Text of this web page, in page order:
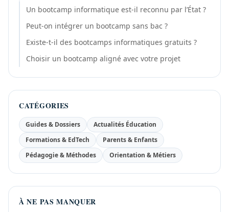
Un bootcamp informatique est-il reconnu par l’État ?
Peut-on intégrer un bootcamp sans bac ?
Existe-t-il des bootcamps informatiques gratuits ?
Choisir un bootcamp aligné avec votre projet
CATÉGORIES
Guides & Dossiers
Actualités Éducation
Formations & EdTech
Parents & Enfants
Pédagogie & Méthodes
Orientation & Métiers
À NE PAS MANQUER